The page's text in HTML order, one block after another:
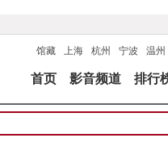
馆藏 上海 杭州 宁波 温州
首页 影音频道 排行